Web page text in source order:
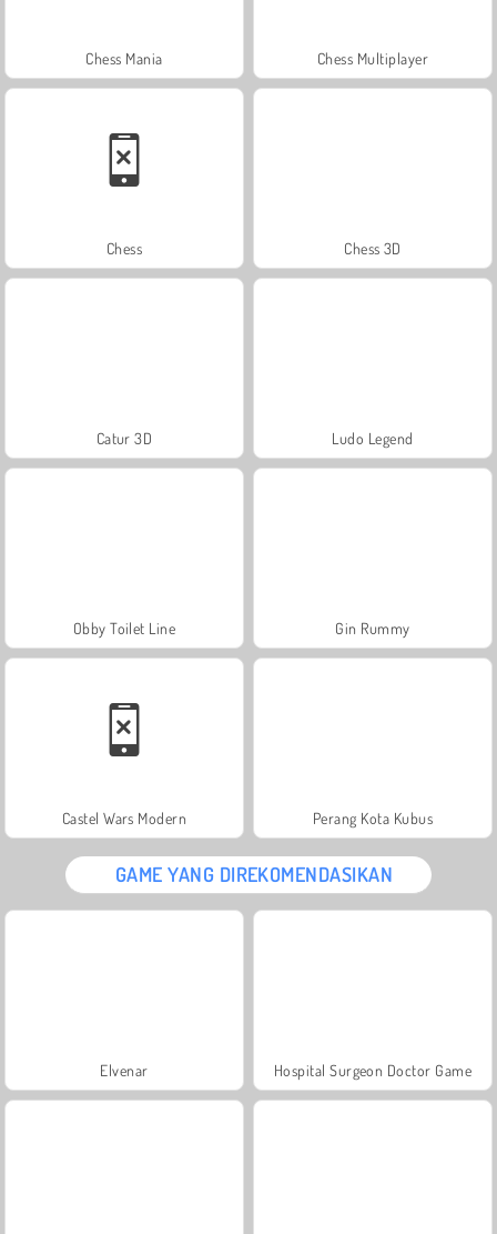
Chess Mania Chess Multiplayer
Chess Chess 3D
Catur 3D Ludo Legend
Obby Toilet Line Gin Rummy
Castel Wars Modern Perang Kota Kubus
GAME YANG DIREKOMENDASIKAN
Elvenar Hospital Surgeon Doctor Game